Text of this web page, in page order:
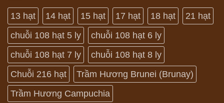
13 hạt 14 hạt 15 hạt 17 hạt 18 hạt
21 hạt
chuỗi 108 hạt 5 ly
chuỗi 108 hạt 6 ly
chuỗi 108 hạt 7 ly
chuỗi 108 hạt 8 ly
Chuỗi 216 hạt
Trầm Hương Brunei (Brunay)
Trầm Hương Campuchia